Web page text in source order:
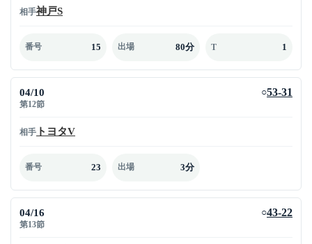
相手神戸S
番号 15 出場 80分 T 1
04/10
第12節
○53-31
相手 トヨタV
番号 23 出場 3分
04/16
第13節
○43-22